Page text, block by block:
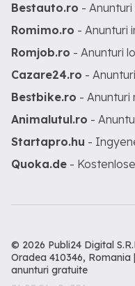
Bestauto.ro -
Romimo.ro - Anunturi
Romjob.ro - Anunturi
Cazare24.ro -
Bestbike.ro - Anunturi
Animalutul.ro -
Startapro.hu -
Quoka.de -
© 2026 Publi24 Digital
Oradea 410346, Romania
anunturi gratuite